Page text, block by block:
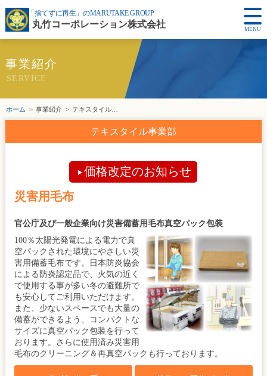
「捨てずに再生」のMARUTAKE GROUP
丸竹コーポレーション株式会社 MENU
事業紹介
SERVICE
ホーム 事業紹介
テキスタイル事業部
価格改定のお知らせ
災害用毛布
官公庁及び一般企業向け災害備蓄用毛布真空パック包装
100％太陽光発電による電力で真
空パックされた環境にやさしい災
害用備蓄毛布です。日本防炎協会
による防炎認定品で、火気の近く
で使用する事が多い冬の避難所で
も安心してご利用いただけます。
また、少ないスペースでも大量の
備蓄ができるよう、コンパクトな
サイズに真空パック包装を行って
おります。さらに使用済み災害用
毛布のクリーニング＆再真空パックも行っております。